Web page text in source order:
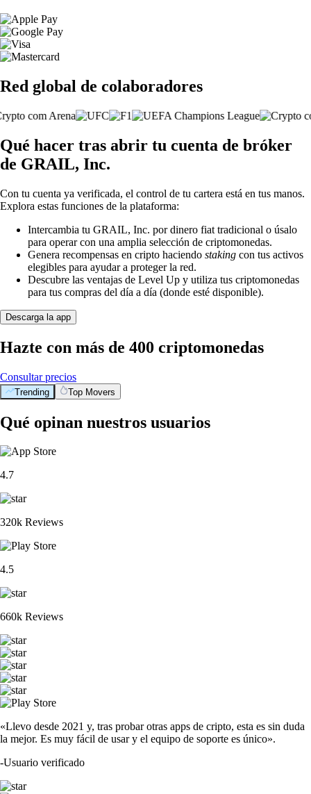
Red global de colaboradores
Qué hacer tras abrir tu cuenta de bróker
de GRAIL, Inc.
Con tu cuenta ya verificada, el control de tu cartera está en tus manos.
Explora estas funciones de la plataforma:
Intercambia tu GRAIL, Inc. por dinero fiat tradicional o úsalo
para operar con una amplia selección de criptomonedas.
Genera recompensas en cripto haciendo staking con tus activos
elegibles para ayudar a proteger la red.
Descubre las ventajas de Level Up y utiliza tus criptomonedas
para tus compras del día a día (donde esté disponible).
Descarga la app
Hazte con más de 400 criptomonedas
Consultar precios
Trending Top Movers
Qué opinan nuestros usuarios
4.7
320k Reviews
4.5
660k Reviews
«Llevo desde 2021 y, tras probar otras apps de cripto, esta es sin duda
la mejor. Es muy fácil de usar y el equipo de soporte es único».
-Usuario verificado